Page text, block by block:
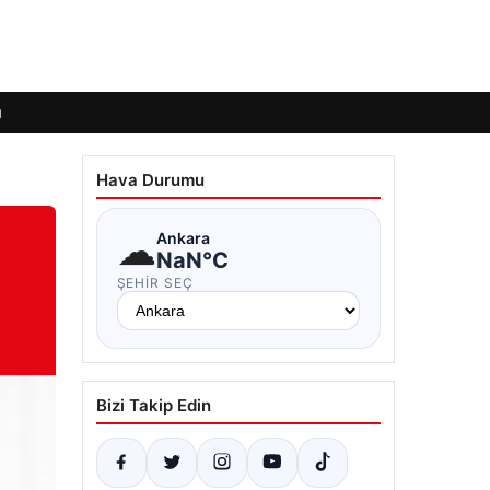
Hava Durumu
☁Ankara
NaN°C
ŞEHIR SEÇ
Bizi Takip Edin